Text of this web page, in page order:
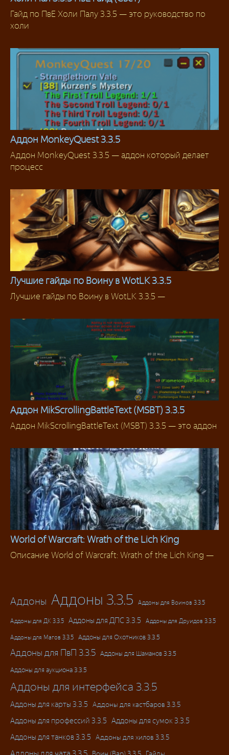
Паладин
Гайд по ПвЕ Холи Палу 3.3.5 — это руководство по
холи
Аддоны 3.3.5
Аддон MonkeyQuest 3.3.5
Аддон MonkeyQuest 3.3.5 — аддон который делает
процесс
Гайды
Лучшие гайды по Воину в WotLK 3.3.5
Лучшие гайды по Воину в WotLK 3.3.5 —
Аддоны 3.3.5
Аддон MikScrollingBattleText (MSBT) 3.3.5
Аддон MikScrollingBattleText (MSBT) 3.3.5 — это аддон
Скачать WoW
World of Warcraft: Wrath of the Lich King
Описание World of Warcraft: Wrath of the Lich King —
Аддоны Аддоны 3.3.5 Аддоны для Воинов 3.3.5
Аддоны для ДК 3.3.5 Аддоны для ДПС 3.3.5 Аддоны для Друидов 3.3.5
Аддоны для Магов 3.3.5 Аддоны для Охотников 3.3.5
Аддоны для ПвП 3.3.5 Аддоны для Шаманов 3.3.5
Аддоны для аукциона 3.3.5
Аддоны для интерфейса 3.3.5
Аддоны для карты 3.3.5 Аддоны для кастбаров 3.3.5
Аддоны для профессий 3.3.5 Аддоны для сумок 3.3.5
Аддоны для танков 3.3.5 Аддоны для хилов 3.3.5
Воин (Вар) 3.3.5 Гайды